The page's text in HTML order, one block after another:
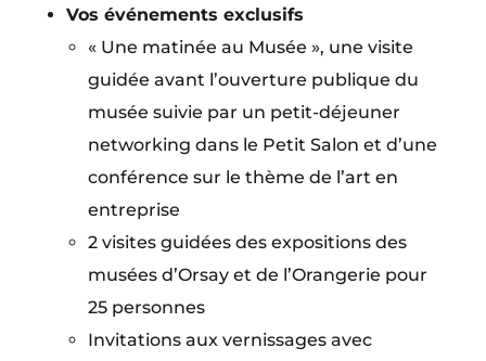
Vos événements exclusifs
« Une matinée au Musée », une visite
guidée avant l’ouverture publique du
musée suivie par un petit-déjeuner
networking dans le Petit Salon et d’une
conférence sur le thème de l’art en
entreprise
2 visites guidées des expositions des
musées d’Orsay et de l’Orangerie pour
25 personnes
Invitations aux vernissages avec